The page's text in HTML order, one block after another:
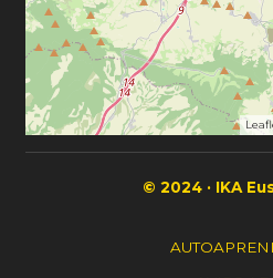
© 2024 · IKA